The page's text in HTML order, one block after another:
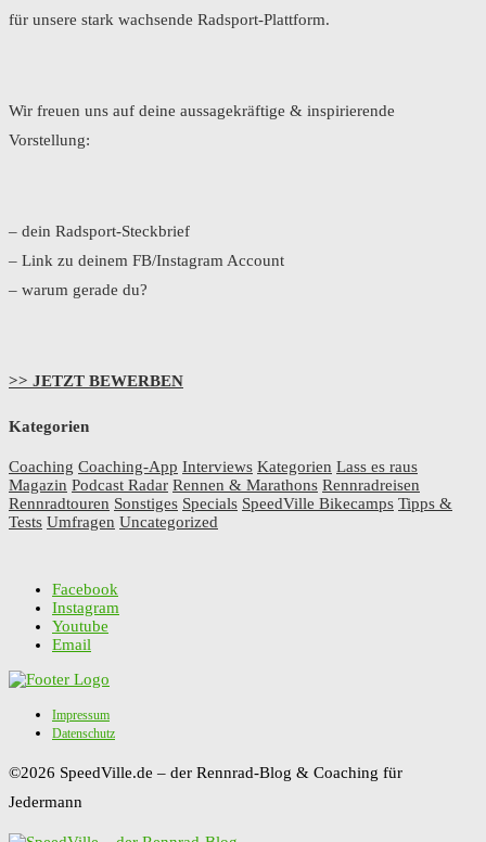
für unsere stark wachsende Radsport-Plattform.
Wir freuen uns auf deine aussagekräftige & inspirierende
Vorstellung:
– dein Radsport-Steckbrief
– Link zu deinem FB/Instagram Account
– warum gerade du?
>> JETZT BEWERBEN
Kategorien
Coaching Coaching-App Interviews Kategorien Lass es raus
Magazin Podcast Radar Rennen & Marathons Rennradreisen
Rennradtouren Sonstiges Specials SpeedVille Bikecamps Tipps &
Tests Umfragen Uncategorized
Facebook
Instagram
Youtube
Email
Impressum
Datenschutz
©2026 SpeedVille.de – der Rennrad-Blog & Coaching für
Jedermann